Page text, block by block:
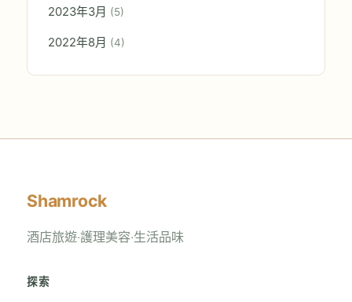
2023年3月 (5)
2022年8月 (4)
Shamrock
酒店旅遊‧護理美容‧生活品味
探索